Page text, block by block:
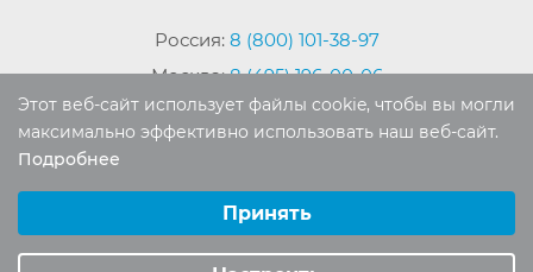
Россия: 8 (800) 101-38-97
Москва:8 (495) 196-00-06
Отдел продаж:info@mr-kover.ru
Тех. поддержка:
2022-2026 © Интернет магазинMR-KOVER.RU
Этот веб-сайт использует файлы cookie, чтобы вы могли
максимально эффективно использовать наш веб-сайт.
Подробнее
Аналитические/Функциональные
Принять